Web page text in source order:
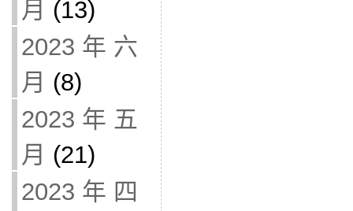
月 (13)
2023 年 六
月 (8)
2023 年 五
月 (21)
2023 年 四